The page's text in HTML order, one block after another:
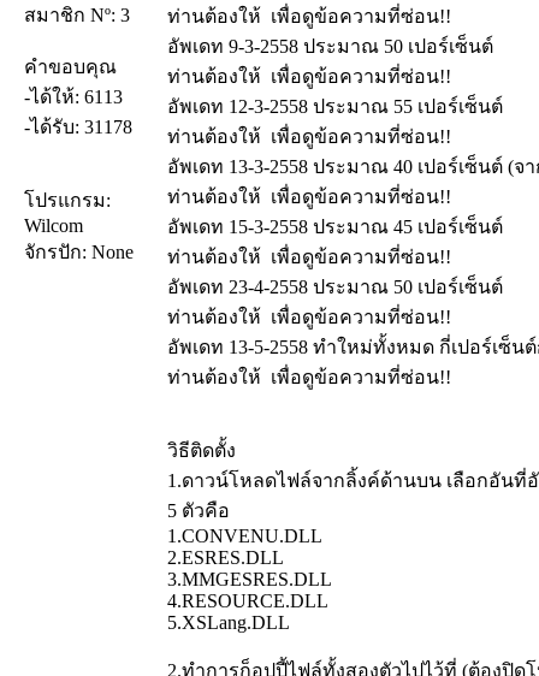
สมาชิก Nº: 3
คำขอบคุณ
-ได้ให้: 6113
-ได้รับ: 31178
โปรแกรม:
Wilcom
จักรปัก: None
ท่านต้องให้ เพื่อดูข้อความที่ซ่อน!!
อัพเดท 9-3-2558 ประมาณ 50 เปอร์เซ็นต์
ท่านต้องให้ เพื่อดูข้อความที่ซ่อน!!
อัพเดท 12-3-2558 ประมาณ 55 เปอร์เซ็นต์
ท่านต้องให้ เพื่อดูข้อความที่ซ่อน!!
อัพเดท 13-3-2558 ประมาณ 40 เปอร์เซ็นต์ (จ
ท่านต้องให้ เพื่อดูข้อความที่ซ่อน!!
อัพเดท 15-3-2558 ประมาณ 45 เปอร์เซ็นต์
ท่านต้องให้ เพื่อดูข้อความที่ซ่อน!!
อัพเดท 23-4-2558 ประมาณ 50 เปอร์เซ็นต์
ท่านต้องให้ เพื่อดูข้อความที่ซ่อน!!
อัพเดท 13-5-2558 ทำใหม่ทั้งหมด กี่เปอร์เซ็
ท่านต้องให้ เพื่อดูข้อความที่ซ่อน!!
วิธีติดตั้ง
1.ดาวน์โหลดไฟล์จากลิ้งค์ด้านบน เลือกอันที่
5 ตัวคือ
1.CONVENU.DLL
2.ESRES.DLL
3.MMGESRES.DLL
4.RESOURCE.DLL
5.XSLang.DLL
2.ทำการก็อปปี้ไฟล์ทั้งสองตัวไปไว้ที่ (ต้องปิด